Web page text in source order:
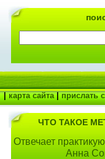
ЧТО ТАКОЕ
Отвечает
Анна
|карта сайта|прислать